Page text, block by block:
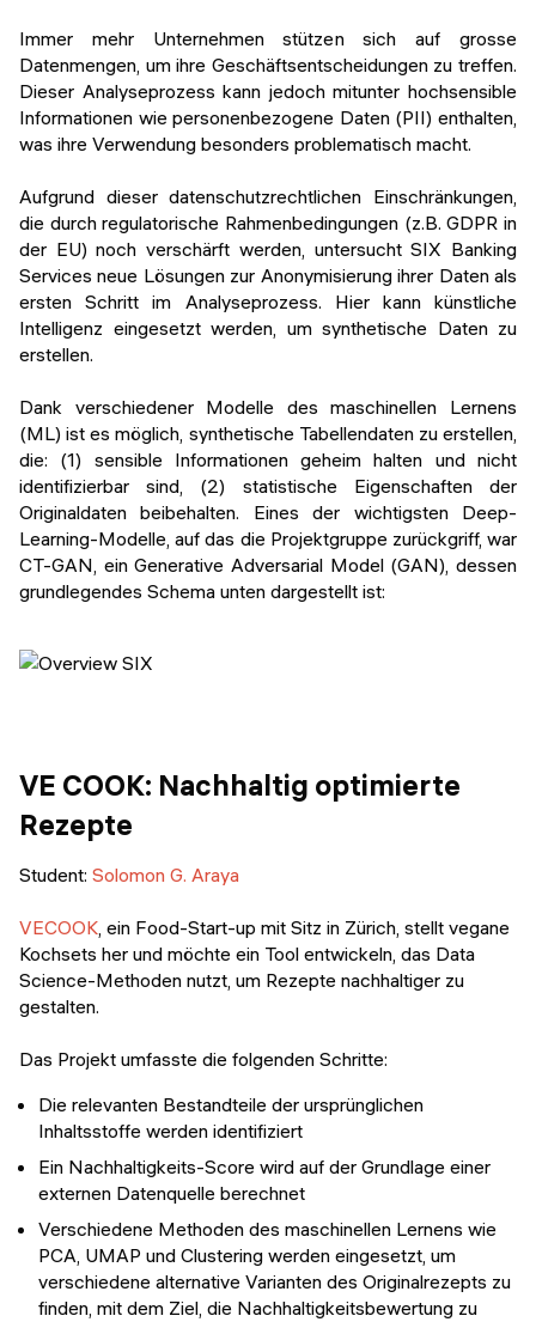
Immer mehr Unternehmen stützen sich auf grosse
Datenmengen, um ihre Geschäftsentscheidungen zu treffen.
Dieser Analyseprozess kann jedoch mitunter hochsensible
Informationen wie personenbezogene Daten (PII) enthalten,
was ihre Verwendung besonders problematisch macht.
Aufgrund dieser datenschutzrechtlichen Einschränkungen,
die durch regulatorische Rahmenbedingungen (z.B. GDPR in
der EU) noch verschärft werden, untersucht SIX Banking
Services neue Lösungen zur Anonymisierung ihrer Daten als
ersten Schritt im Analyseprozess. Hier kann künstliche
Intelligenz eingesetzt werden, um synthetische Daten zu
erstellen.
Dank verschiedener Modelle des maschinellen Lernens
(ML) ist es möglich, synthetische Tabellendaten zu erstellen,
die: (1) sensible Informationen geheim halten und nicht
identifizierbar sind, (2) statistische Eigenschaften der
Originaldaten beibehalten. Eines der wichtigsten Deep-
Learning-Modelle, auf das die Projektgruppe zurückgriff, war
CT-GAN, ein Generative Adversarial Model (GAN), dessen
grundlegendes Schema unten dargestellt ist:
VE COOK: Nachhaltig optimierte
Rezepte
Student: Solomon G. Araya
VECOOK, ein Food-Start-up mit Sitz in Zürich, stellt vegane
Kochsets her und möchte ein Tool entwickeln, das Data
Science-Methoden nutzt, um Rezepte nachhaltiger zu
gestalten.
Das Projekt umfasste die folgenden Schritte:
Die relevanten Bestandteile der ursprünglichen
Inhaltsstoffe werden identifiziert
Ein Nachhaltigkeits-Score wird auf der Grundlage einer
externen Datenquelle berechnet
Verschiedene Methoden des maschinellen Lernens wie
PCA, UMAP und Clustering werden eingesetzt, um
verschiedene alternative Varianten des Originalrezepts zu
finden, mit dem Ziel, die Nachhaltigkeitsbewertung zu